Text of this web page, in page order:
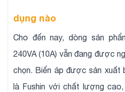
dụng nào
Cho đến nay, dòng sản
240VA (10A) vẫn đang được
chọn. Biến áp được sản xuất
là Fushin với chất lượng